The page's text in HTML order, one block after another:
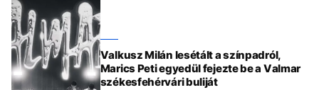
Valkusz Milán lesétált a színpadról,
Marics Peti egyedül fejezte be a Valmar
székesfehérvári buliját